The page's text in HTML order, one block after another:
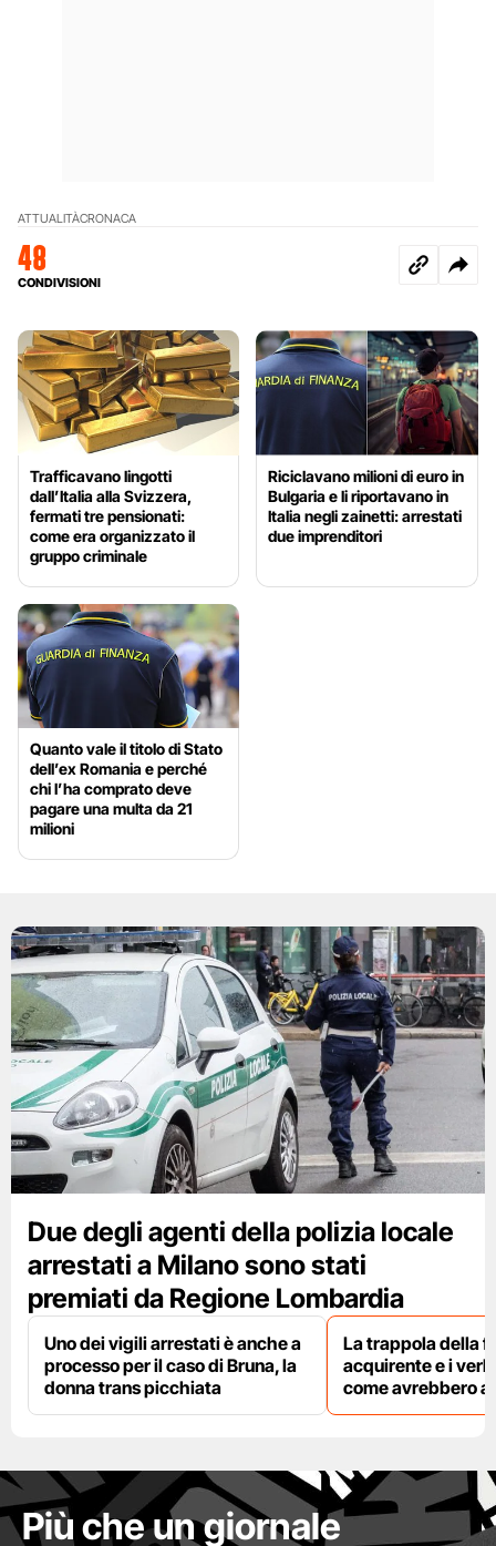
ATTUALITÀCRONACA
48
CONDIVISIONI
Trafficavano lingotti
dall’Italia alla Svizzera,
fermati tre pensionati:
come era organizzato il
gruppo criminale
Riciclavano milioni di euro in
Bulgaria e li riportavano in
Italia negli zainetti: arrestati
due imprenditori
Quanto vale il titolo di Stato
dell’ex Romania e perché
chi l’ha comprato deve
pagare una multa da 21
milioni
Due degli agenti della polizia locale
arrestati a Milano sono stati
premiati da Regione Lombardia
Uno dei vigili arrestati è anche a
processo per il caso di Bruna, la
donna trans picchiata
La trappola della
acquirente e i
come avrebbero
Più che un giornale